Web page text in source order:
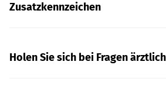
Zusatzkennzeichen
Holen Sie sich bei Fragen